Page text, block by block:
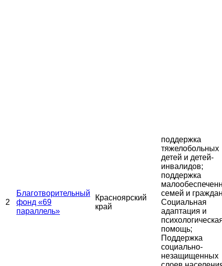
2
Благотворительный
фонд «69
параллель»
Красноярский
край
поддержка
тяжелобольных
детей и детей-
инвалидов;
поддержка
семей и
Социальная
адаптация и
помощь;
Поддержка
социально-
незащищенных